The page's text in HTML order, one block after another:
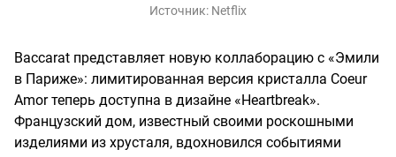
Источник: Netflix
Baccarat представляет новую коллаборацию с «Эмили
в Париже»: лимитированная версия кристалла Coeur
Amor теперь доступна в дизайне «Heartbreak».
Французский дом, известный своими роскошными
изделиями из хрусталя, вдохновился событиями